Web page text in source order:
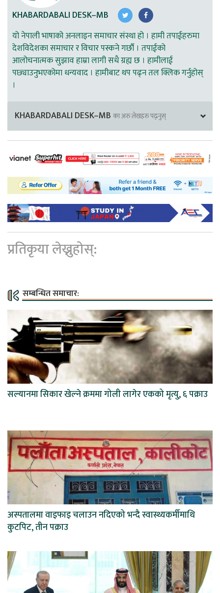
KHABARDABALI DESK–MB
यो नेपाली भाषाको अनलाइन समाचार संस्था हो । हामी तपाईहरुमा
देशविदेशका समाचार र विचार पस्कने गर्छौ । तपाईको
आलोचनात्मक सुझाव हाम्रा लागी सधै ग्रह्य छ । हामीलाई
पछ्याउनुभएकोमा धन्यवाद । हामीबाट थप पढ्न तल क्लिक गर्नुहोस्
।
KHABARDABALI DESK–MB का अरु लेखहरु पढ्नुस्
प्रतिकृया लेख्नुहोस्:
सम्बन्धित समाचार:
सल्यानमा सिकार खेल्ने क्रममा गोली लागेर एकको मृत्यु, ६ पक्राउ
अस्पतालमा वाइफाइ चलाउन नदिएको भन्दै स्वास्थ्यकर्मीमाथि
कुटपिट, तीन पक्राउ